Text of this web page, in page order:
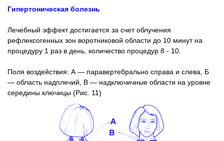
Гипертоническая болезнь
Лечебный эффект достигается за счет облучения
рефлексогенных зон воротниковой области до 10 минут на
процедуру 1 раз в день, количество процедур 8 - 10.
Поля воздействия: А — паравертебрально справа и слева, Б
— область надплечий, В — надключичные области на уровне
середины ключицы (Рис. 11)